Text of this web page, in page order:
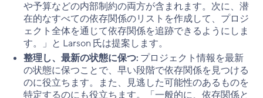
や予算などの内部制約の両方が含まれます。次に、潜
在的なすべての依存関係のリストを作成して、プロジ
ェクト全体を通じて依存関係を追跡できるようにしま
す。」と Larson 氏は提案します。
整理し、最新の状態に保つ: プロジェクト情報を最新
の状態に保つことで、早い段階で依存関係を見つける
のに役立ちます。また、見逃した可能性のあるものを
特定するのにも役立ちます。「一般的に、依存関係と